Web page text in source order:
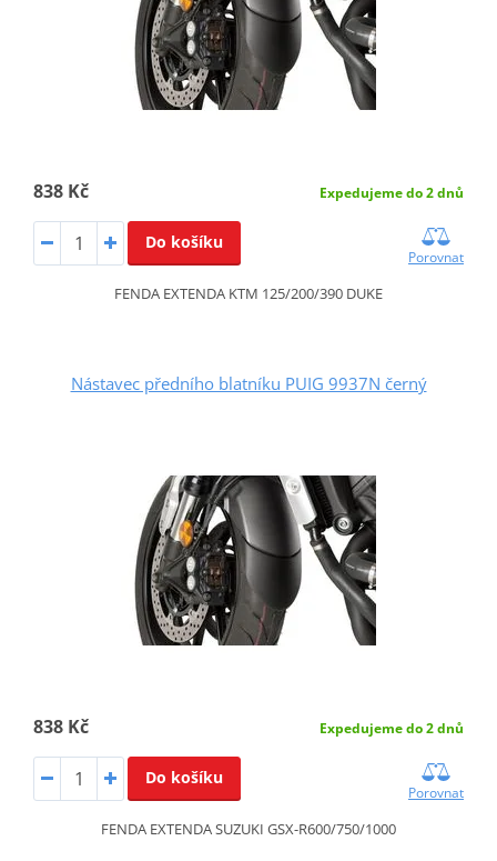
838 Kč Expedujeme do 2 dnů
Do košíku
Porovnat
FENDA EXTENDA KTM 125/200/390 DUKE
Nástavec předního blatníku PUIG 9937N černý
838 Kč Expedujeme do 2 dnů
Do košíku
Porovnat
FENDA EXTENDA SUZUKI GSX-R600/750/1000